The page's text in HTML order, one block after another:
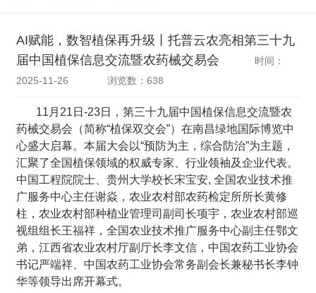
AI赋能，数智植保再升级丨托普云农亮相第三十九
届中国植保信息交流暨农药械交易会
时间：
2025-11-26
浏览数：638
11月21日-23日，第三十九届中国植保信息交流暨农
药械交易会（简称“植保双交会”）在南昌绿地国际博览中
心盛大启幕。本届大会以“预防为主，综合防治”为主题，
汇聚了全国植保领域的权威专家、行业领袖及企业代表。
中国工程院院士、贵州大学校长宋宝安, 全国农业技术推
广服务中心主任谢焱，农业农村部农药检定所所长黄修
柱，农业农村部种植业管理司副司长项宇，农业农村部巡
视组组长王福祥，全国农业技术推广服务中心副主任鄂文
弟，江西省农业农村厅副厅长李文信，中国农药工业协会
书记严端祥、中国农药工业协会常务副会长兼秘书长李钟
华等领导出席开幕式。